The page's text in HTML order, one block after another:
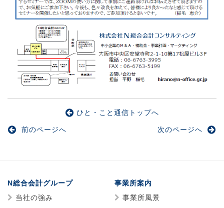
ひと・こと通信トップへ
前のページへ 次のページへ
N総合会計グループ
当社の強み
事業所案内
事業所風景